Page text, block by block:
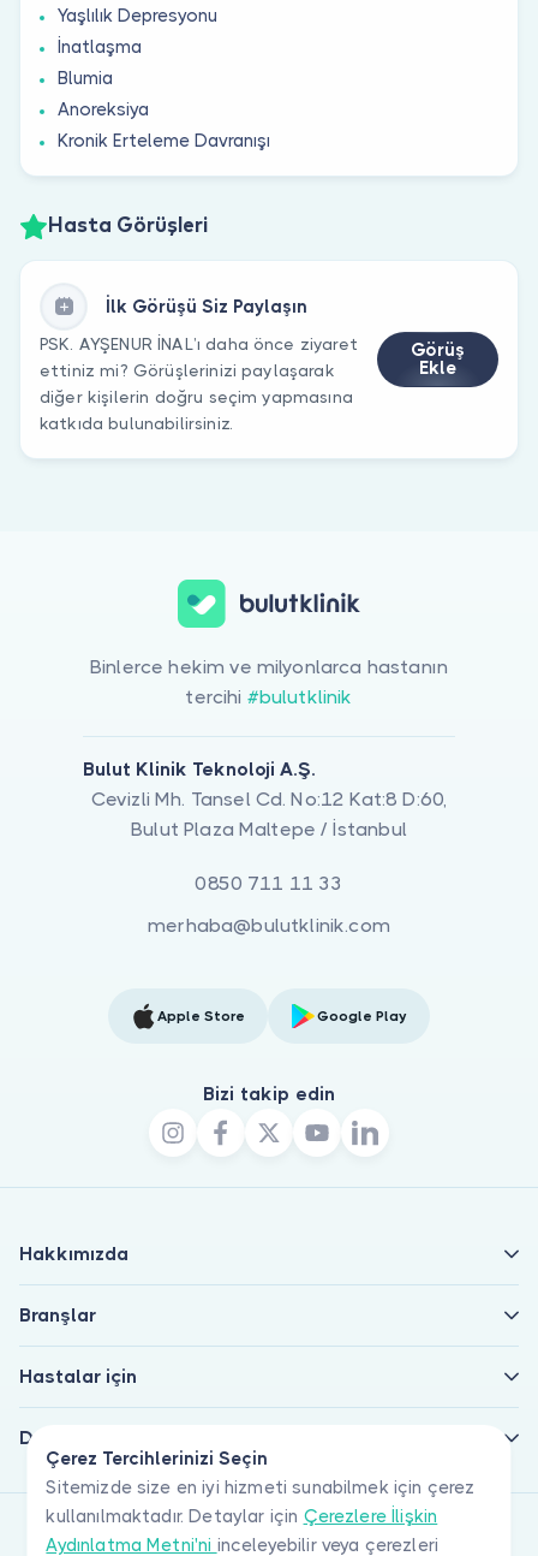
Yaşlılık Depresyonu
İnatlaşma
Blumia
Anoreksiya
Kronik Erteleme Davranışı
Hasta Görüşleri
İlk Görüşü Siz Paylaşın
PSK. AYŞENUR İNAL’ı daha önce ziyaret
ettiniz mi? Görüşlerinizi paylaşarak
diğer kişilerin doğru seçim yapmasına
katkıda bulunabilirsiniz.
Görüş
Ekle
Çerez Tercihlerinizi Seçin
Sitemizde size en iyi hizmeti sunabilmek için çerez
kullanılmaktadır. Detaylar için Çerezlere İlişkin
Aydınlatma Metni'ni inceleyebilir veya çerezleri
Binlerce hekim ve milyonlarca hastanın
tercihi #bulutklinik
Bulut Klinik Teknoloji A.Ş.
Cevizli Mh. Tansel Cd. No:12 Kat:8 D:60,
Bulut Plaza Maltepe / İstanbul
0850 711 11 33
merhaba@bulutklinik.com
Apple Store Google Play
Bizi takip edin
Hakkımızda
Branşlar
Hastalar için
Doktorlar için